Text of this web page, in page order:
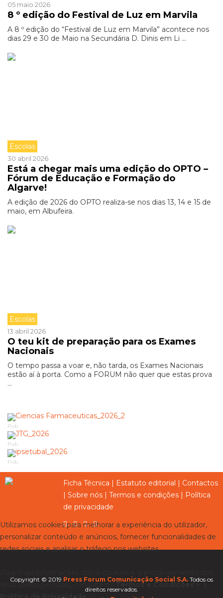
05 maio 2026
8 º edição do Festival de Luz em Marvila
A 8 º edição do “Festival de Luz em Marvila” acontece nos
dias 29 e 30 de Maio na Secundária D. Dinis em Li ...
Escolas
30 abril 2026
Está a chegar mais uma edição do OPTO –
Fórum de Educação e Formação do
Algarve!
A edição de 2026 do OPTO realiza-se nos dias 13, 14 e 15 de
maio, em Albufeira.
Escolas
13 abril 2026
O teu kit de preparação para os Exames
Nacionais
O tempo passa a voar e, não tarda, os Exames Nacionais
estão aí à porta. Como a FORUM não quer que estas prova
...
Pub
Pub
Pub
Ficha Técnica | Estatuto editorial | Contactos
| Sobre nós | Termos e condições | Política
de privacidade
Copyright © 2019 Press Forum Comunicação Social S.A. Todos os
direitos reservados.
Utilizamos cookies para melhorar a experiência do utilizador,
personalizar conteúdo e anúncios, fornecer funcionalidades de
redes sociais e analisar o tráfego nos websites.
seus dados pessoais, consulte osTermos e Condiçõese a